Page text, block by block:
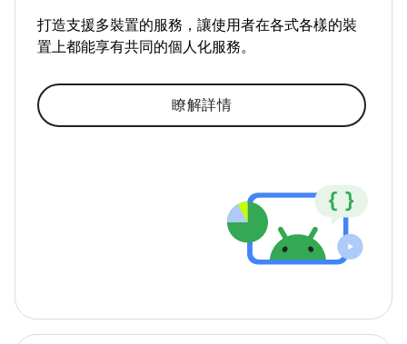
打造支援多裝置的服務，讓使用者在各式各樣的裝
置上都能享有共同的個人化服務。
瞭解詳情